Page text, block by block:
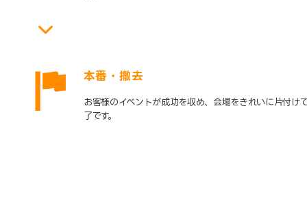
本番・撤去
お客様のイベントが成功を収め、会場をきれいに片付け
了です。